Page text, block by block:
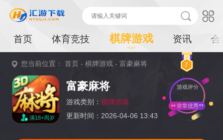
首页 体育竞技 棋牌游戏 资讯 合
您当前位置：首页 -棋牌游戏 -富豪麻将
满18+周岁
富豪麻将
游戏类别： 棋牌游戏
更新时间：2026-04-06 13:43
游戏评分
非常优秀
提